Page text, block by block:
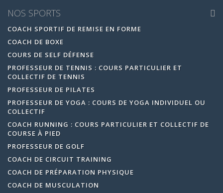
NOS SPORTS
COACH SPORTIF DE REMISE EN FORME
COACH DE BOXE
COURS DE SELF DÉFENSE
PROFESSEUR DE TENNIS : COURS PARTICULIER ET
COLLECTIF DE TENNIS
PROFESSEUR DE PILATES
PROFESSEUR DE YOGA : COURS DE YOGA INDIVIDUEL OU
COLLECTIF
COACH RUNNING : COURS PARTICULIER ET COLLECTIF DE
COURSE À PIED
PROFESSEUR DE GOLF
COACH DE CIRCUIT TRAINING
COACH DE PRÉPARATION PHYSIQUE
COACH DE MUSCULATION